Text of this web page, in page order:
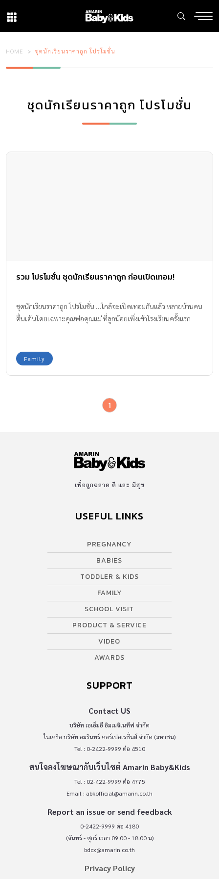
HOME ชุดนักเรียนราคาถูก โปรโมชั่น
ชุดนักเรียนราคาถูก โปรโมชั่น
รวม โปรโมชั่น ชุดนักเรียนราคาถูก ก่อนเปิดเทอม!
ชุดนักเรียนราคาถูก โปรโมชั่น …ใกล้จะเปิดเทอมกันแล้ว หลายบ้านคน
ตื่นเต้นโดยเฉพาะคุณพ่อคุณแม่ ที่ลูกน้อยเพิ่งเข้าโรงเรียนครั้งแรก
Family
1
เพื่อลูกฉลาด ดี และ มีสุข
USEFUL LINKS
PREGNANCY
BABIES
TODDLER & KIDS
FAMILY
SCHOOL VISIT
PRODUCT & SERVICE
VIDEO
AWARDS
SUPPORT
Contact US
บริษัท เอเอ็มอี อิมเมจิเนทีฟ จำกัด
ในเครือ บริษัท อมรินทร์ คอร์เปอเรชั่นส์ จำกัด (มหาชน)
Tel : 0-2422-9999 ต่อ 4510
สนใจลงโฆษณากับเว็บไซต์ Amarin Baby&Kids
Tel : 02-422-9999 ต่อ 4775
Email : abkofficial@amarin.co.th
Report an issue or send feedback
0-2422-9999 ต่อ 4180
(จันทร์ - ศุกร์ เวลา 09.00 - 18.00 น)
bdcx@amarin.co.th
Privacy Policy